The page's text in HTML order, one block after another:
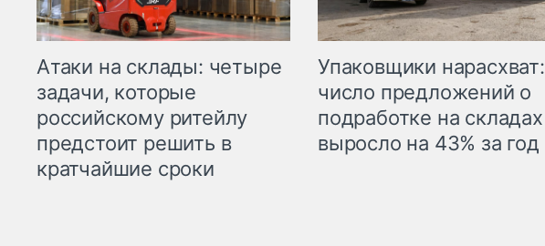
Атаки на склады: четыре
задачи, которые
российскому ритейлу
предстоит решить в
кратчайшие сроки
Упаковщики нарасхват:
число предложений о
подработке на складах
выросло на 43% за год